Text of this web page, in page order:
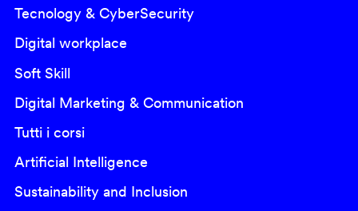
Tecnology & CyberSecurity
Digital workplace
Soft Skill
Digital Marketing & Communication
Tutti i corsi
Artificial Intelligence
Sustainability and Inclusion